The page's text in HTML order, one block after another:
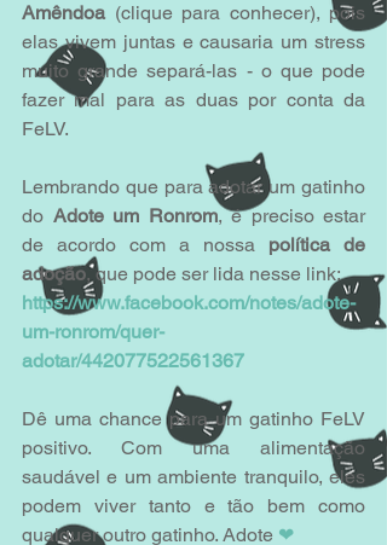
Amêndoa (clique para conhecer), pois
elas vivem juntas e causaria um stress
muito grande separá-las - o que pode
fazer mal para as duas por conta da
FeLV.
Lembrando que para adotar um gatinho
do Adote um Ronrom, é preciso estar
de acordo com a nossa política de
adoção, que pode ser lida nesse link:
https://www.facebook.com/notes/adote-
um-ronrom/quer-
adotar/442077522561367
Dê uma chance para um gatinho FeLV
positivo. Com uma alimentação
saudável e um ambiente tranquilo, eles
podem viver tanto e tão bem como
qualquer outro gatinho. Adote ❤